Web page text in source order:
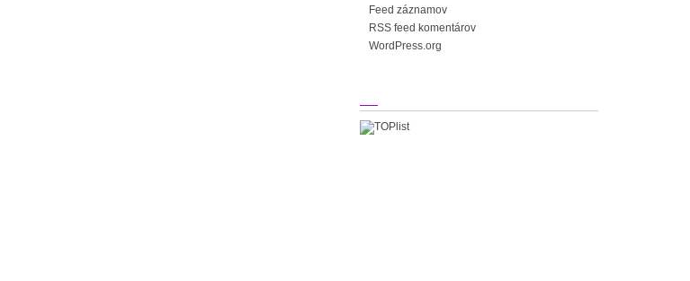
Feed záznamov
RSS feed komentárov
WordPress.org